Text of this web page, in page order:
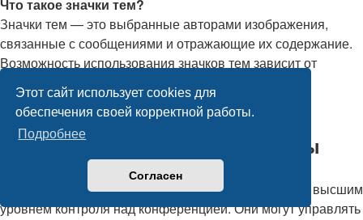
Этот сайт использует cookies для
обеспечения своей корректной работы.
Подробнее
Согласен
Что такое значки тем?
Значки тем — это выбранные авторами изображения,
связанные с сообщениями и отражающие их содержание.
Возможность использования значков тем зависит от
разрешений, установленных администратором
конференции.
Вернуться к началу
Уровни пользователей и группы
Кто такие администраторы?
Администраторы — это пользователи, наделённые высшим
уровнем контроля над конференцией. Они могут управлять